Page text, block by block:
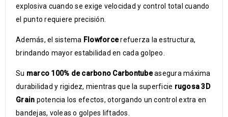
explosiva cuando se exige velocidad y control total cuando
el punto requiere precisión.
Además, el sistema Flowforcerefuerza la estructura,
brindando mayor estabilidad en cada golpeo.
Su marco 100% de carbono Carbontubeasegura máxima
durabilidad y rigidez, mientras que la superficie rugosa 3D
Grain potencia los efectos, otorgando un control extra en
bandejas, voleas o golpes liftados.